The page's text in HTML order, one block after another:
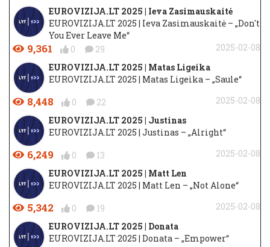
EUROVIZIJA.LT 2025 | Ieva Zasimauskaitė
EUROVIZIJA.LT 2025 | Ieva Zasimauskaitė – „Don't
You Ever Leave Me“
9,361 0 29
2025-02-08
EUROVIZIJA.LT 2025 | Matas Ligeika
EUROVIZIJA.LT 2025 | Matas Ligeika – „Saule“
8,448 0 22
2025-02-08
EUROVIZIJA.LT 2025 | Justinas
EUROVIZIJA.LT 2025 | Justinas – „Alright“
6,249 0 13
2025-02-08
EUROVIZIJA.LT 2025 | Matt Len
EUROVIZIJA.LT 2025 | Matt Len – „Not Alone“
5,342 0 19
2025-02-08
EUROVIZIJA.LT 2025 | Donata
EUROVIZIJA.LT 2025 | Donata – „Empower“